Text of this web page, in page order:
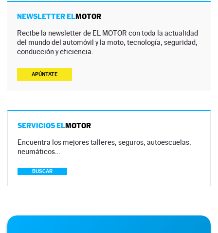
NEWSLETTER ELMOTOR
Recibe la newsletter de EL MOTOR con toda la actualidad
del mundo del automóvil y la moto, tecnología, seguridad,
conducción y eficiencia.
APÚNTATE
SERVICIOS ELMOTOR
Encuentra los mejores talleres, seguros, autoescuelas,
neumáticos…
BUSCAR